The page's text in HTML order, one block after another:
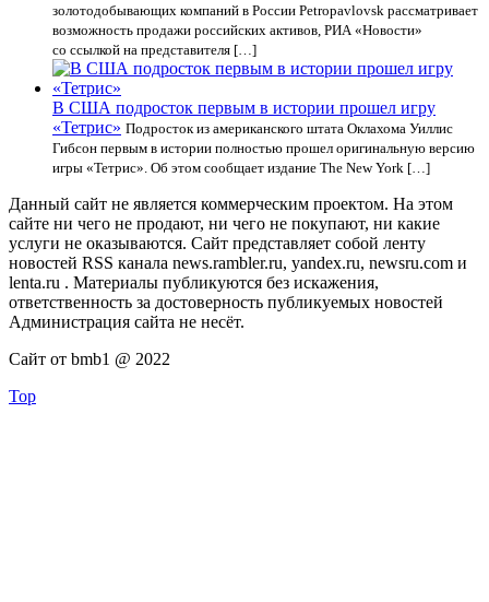
золотодобывающих компаний в России Petropavlovsk рассматривает
возможность продажи российских активов, РИА «Новости»
со ссылкой на представителя […]
В США подросток первым в истории прошел игру
«Тетрис» Подросток из американского штата Оклахома Уиллис
Гибсон первым в истории полностью прошел оригинальную версию
игры «Тетрис». Об этом сообщает издание The New York […]
Данный сайт не является коммерческим проектом. На этом
сайте ни чего не продают, ни чего не покупают, ни какие
услуги не оказываются. Сайт представляет собой ленту
новостей RSS канала news.rambler.ru, yandex.ru, newsru.com и
lenta.ru . Материалы публикуются без искажения,
ответственность за достоверность публикуемых новостей
Администрация сайта не несёт.
Сайт от bmb1 @ 2022
Top